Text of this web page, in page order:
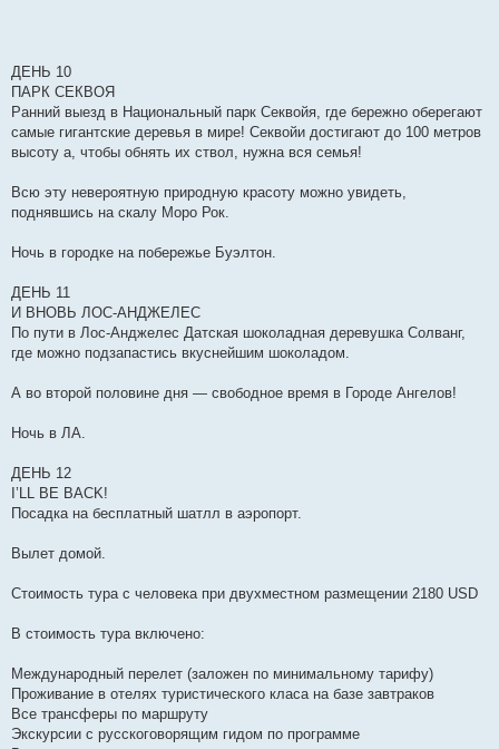
ДЕНЬ 10
ПАРК СЕКВОЯ
Ранний выезд в Национальный парк Секвойя, где бережно оберегают
самые гигантские деревья в мире! Секвойи достигают до 100 метров
высоту а, чтобы обнять их ствол, нужна вся семья!
Всю эту невероятную природную красоту можно увидеть,
поднявшись на скалу Моро Рок.
Ночь в городке на побережье Буэлтон.
ДЕНЬ 11
И ВНОВЬ ЛОС-АНДЖЕЛЕС
По пути в Лос-Анджелес Датская шоколадная деревушка Солванг,
где можно подзапастись вкуснейшим шоколадом.
А во второй половине дня — свободное время в Городе Ангелов!
Ночь в ЛА.
ДЕНЬ 12
I’LL BE BACK!
Посадка на бесплатный шатлл в аэропорт.
Вылет домой.
Стоимость тура с человека при двухместном размещении 2180 USD
В стоимость тура включено:
Международный перелет (заложен по минимальному тарифу)
Проживание в отелях туристического класа на базе завтраков
Все трансферы по маршруту
Экскурсии с русскоговорящим гидом по программе